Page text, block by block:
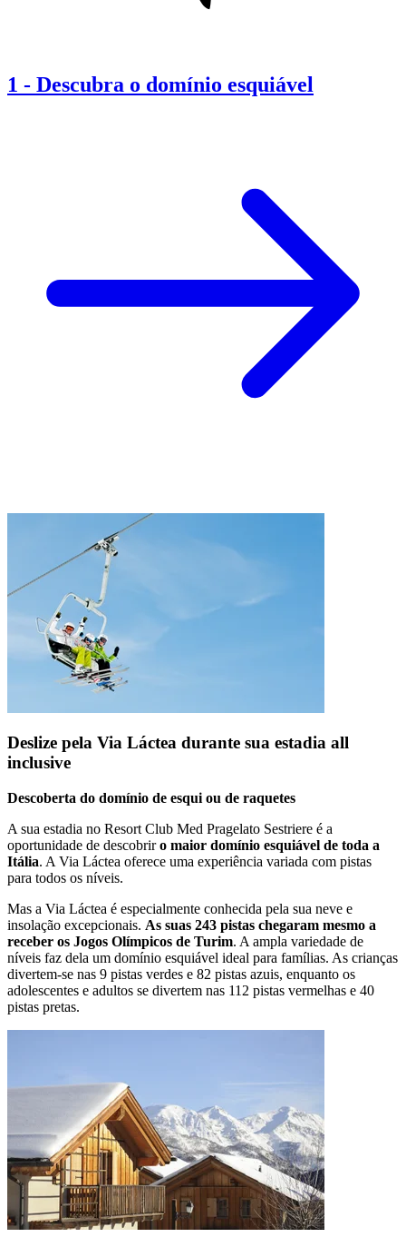
1 - Descubra o domínio esquiável
Deslize pela Via Láctea durante sua estadia all
inclusive
Descoberta do domínio de esqui ou de raquetes
A sua estadia no Resort Club Med Pragelato Sestriere é a
oportunidade de descobriro maior domínio esquiável de toda a
Itália. A Via Láctea oferece uma experiência variada com pistas
para todos os níveis.
Mas a Via Láctea é especialmente conhecida pela sua neve e
insolação excepcionais. As suas 243 pistas chegaram mesmo a
receber os Jogos Olímpicos de Turim. A ampla variedade de
níveis faz dela um domínio esquiável ideal para famílias. As crianças
divertem-se nas 9 pistas verdes e 82 pistas azuis, enquanto os
adolescentes e adultos se divertem nas 112 pistas vermelhas e 40
pistas pretas.